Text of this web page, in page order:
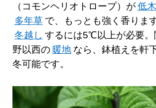
（コモンヘリオトロープ）が低木
多年草 で、もっとも強く香りま
冬越し するには5℃以上が必要。
野以西の 暖地 なら、鉢植えを軒
冬可能です。